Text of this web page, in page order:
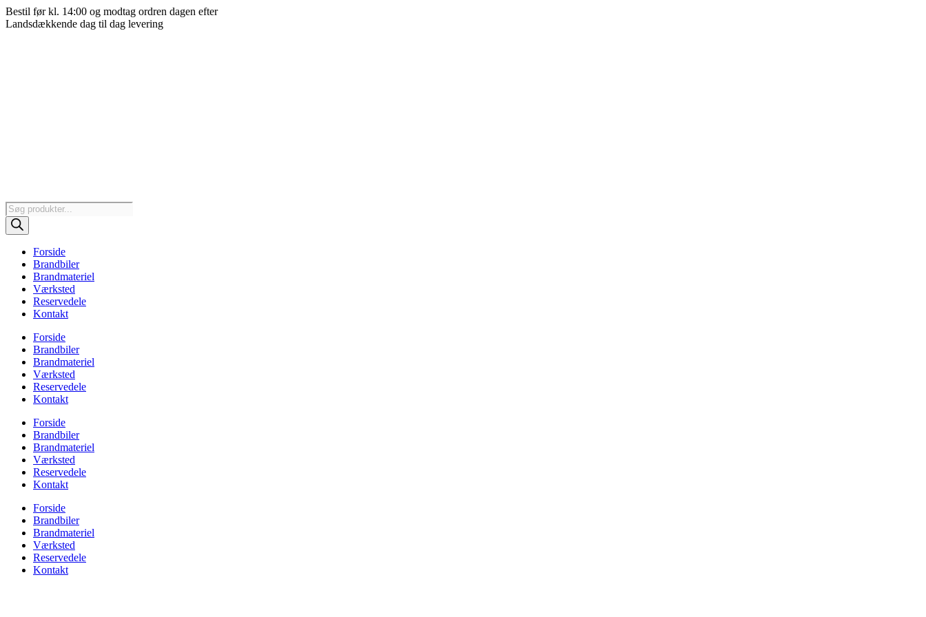
Videre
til
Bestil før kl. 14:00 og modtag ordren dagen efter
Landsdækkende dag til dag levering
Products
search
Forside
Brandbiler
Brandmateriel
Værksted
Reservedele
Kontakt
Forside
Brandbiler
Brandmateriel
Værksted
Reservedele
Kontakt
Forside
Brandbiler
Brandmateriel
Værksted
Reservedele
Kontakt
Forside
Brandbiler
Brandmateriel
Værksted
Reservedele
Kontakt